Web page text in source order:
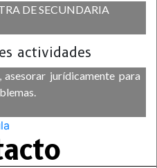
DE SECUNDARIA
actividades
jurídicamente para